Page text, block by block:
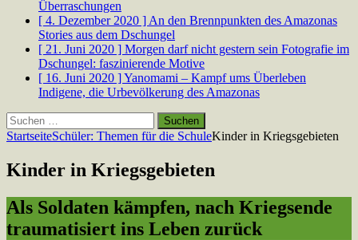
Überraschungen
[ 4. Dezember 2020 ] An den Brennpunkten des Amazonas
Stories aus dem Dschungel
[ 21. Juni 2020 ] Morgen darf nicht gestern sein Fotografie im
Dschungel: faszinierende Motive
[ 16. Juni 2020 ]Yanomami – Kampf ums Überleben
Indigene, die Urbevölkerung des Amazonas
Suchen
nach:
StartseiteSchüler: Themen für die SchuleKinder in Kriegsgebieten
Kinder in Kriegsgebieten
Als Soldaten kämpfen, nach Kriegsende
traumatisiert ins Leben zurück